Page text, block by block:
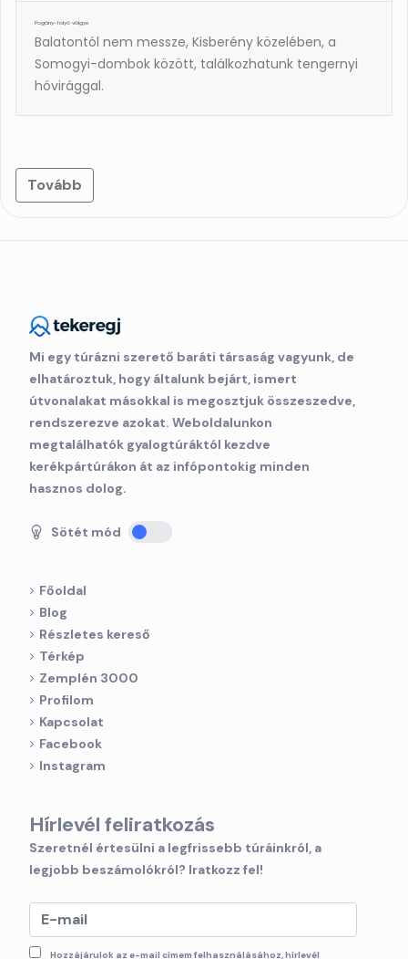
Pogány-folyó völgye
Balatontól nem messze, Kisberény közelében, a
Somogyi-dombok között, találkozhatunk tengernyi
hóvirággal.
Tovább
Mi egy túrázni szerető baráti társaság vagyunk, de
elhatároztuk, hogy általunk bejárt, ismert
útvonalakat másokkal is megosztjuk összeszedve,
rendszerezve azokat. Weboldalunkon
megtalálhatók gyalogtúráktól kezdve
kerékpártúrákon át az infópontokig minden
hasznos dolog.
Sötét mód
Főoldal
Blog
Részletes kereső
Térkép
Zemplén 3000
Profilom
Kapcsolat
Facebook
Instagram
Hírlevél feliratkozás
Szeretnél értesülni a legfrissebb túráinkról, a
legjobb beszámolókról? Iratkozz fel!
Hozzájárulok az e-mail címem felhasználásához, hírlevél